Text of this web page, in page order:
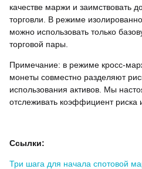
качестве маржи и заимствовать
торговли. В режиме
можно использовать только
торговой пары.
Примечание: в режиме кросс-
монеты совместно разделяют
использования активов. Мы
отслеживать коэффициент риска
Ссылки:
Три шага для начала спотовой